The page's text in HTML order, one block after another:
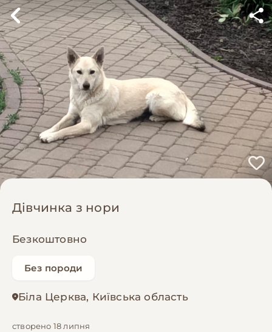
Дівчинка з нори
Безкоштовно
Без породи
Біла Церква, Київська область
створено 18 липня